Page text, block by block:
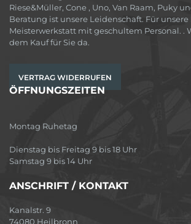
Riese&Müller, Cone , Uno, Van Raam, Puky
Beratung ist unsere Leidenschaft. Für
Meisterwerkstatt mit geschultem Personal. .
dem Kauf für Sie da.
VERTRAG WIDERRUFEN
ÖFFNUNGSZEITEN
Montag Ruhetag
Dienstag bis Freitag 9 bis 18 Uhr
Samstag 9 bis 14 Uhr
ANSCHRIFT / KONTAKT
Kanalstr. 9
74080 Heilbronn